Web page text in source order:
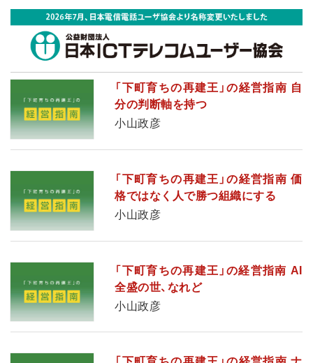
「下町育ちの再建王」の経営指南 自
分の判断軸を持つ
小山政彦
「下町育ちの再建王」の経営指南 価
格ではなく人で勝つ組織にする
小山政彦
「下町育ちの再建王」の経営指南 AI
全盛の世、なれど
小山政彦